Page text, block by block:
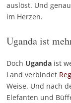
auslöst. Und
im Herzen.
Uganda ist
Doch Ugandaist
Land verbindet
Weise. Und nach
Elefanten und